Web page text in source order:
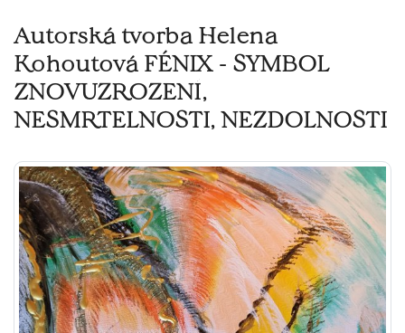
Autorská tvorba Helena
Kohoutová FÉNIX - SYMBOL
ZNOVUZROZENÍ,
NESMRTELNOSTI, NEZDOLNOSTI